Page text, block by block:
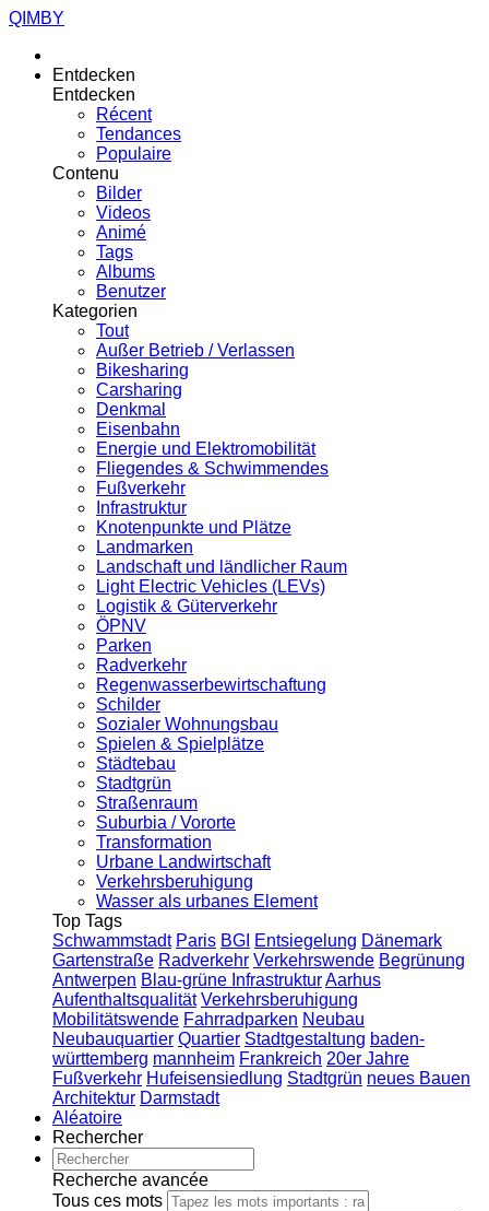
QIMBY
Entdecken
Entdecken
Récent
Tendances
Populaire
Contenu
Bilder
Videos
Animé
Tags
Albums
Benutzer
Kategorien
Tout
Außer Betrieb / Verlassen
Bikesharing
Carsharing
Denkmal
Eisenbahn
Energie und Elektromobilität
Fliegendes & Schwimmendes
Fußverkehr
Infrastruktur
Knotenpunkte und Plätze
Landmarken
Landschaft und ländlicher Raum
Light Electric Vehicles (LEVs)
Logistik & Güterverkehr
ÖPNV
Parken
Radverkehr
Regenwasserbewirtschaftung
Schilder
Sozialer Wohnungsbau
Spielen & Spielplätze
Städtebau
Stadtgrün
Straßenraum
Suburbia / Vororte
Transformation
Urbane Landwirtschaft
Verkehrsberuhigung
Wasser als urbanes Element
Top Tags
Schwammstadt Paris BGI Entsiegelung Dänemark
Gartenstraße Radverkehr Verkehrswende Begrünung
Antwerpen Blau-grüne InfrastrukturAarhus
Aufenthaltsqualität Verkehrsberuhigung
Mobilitätswende Fahrradparken Neubau
Neubauquartier Quartier Stadtgestaltung baden-
württemberg mannheim Frankreich 20er Jahre
Fußverkehr Hufeisensiedlung Stadtgrün neues Bauen
Architektur Darmstadt
Aléatoire
Rechercher
Recherche avancée
Tous ces mots